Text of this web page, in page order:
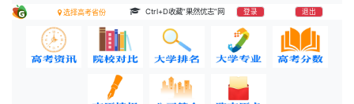
选择高考省份 Ctrl+D收藏“果然优志”网 登录 退出